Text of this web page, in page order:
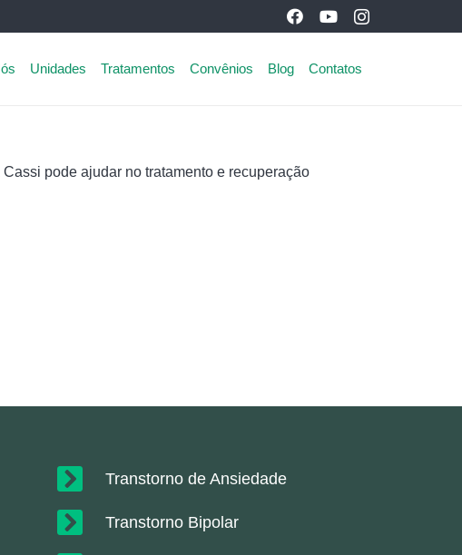
Unidades Tratamentos Convênios Blog Contatos
pode ajudar no tratamento e recuperação
Transtorno de Ansiedade
Transtorno Bipolar